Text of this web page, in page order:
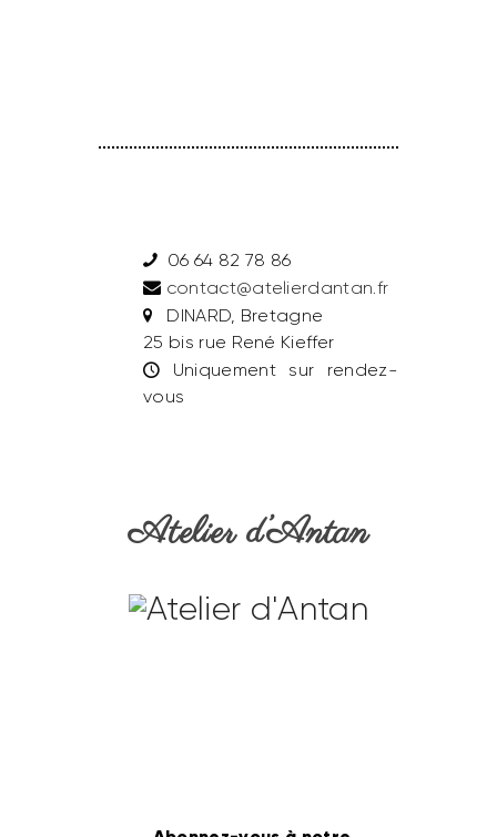
06 64 82 78 86
contact@atelierdantan.fr
DINARD, Bretagne
25 bis rue René Kieffer
Uniquement sur rendez-
vous
Atelier d’Antan